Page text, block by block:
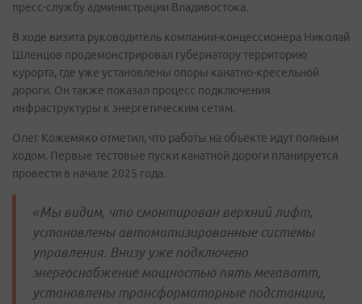
пресс-службу администрации Владивостока.
В ходе визита руководитель компании-концессионера Николай
Шленцов продемонстрировал губернатору территорию
курорта, где уже установлены опоры канатно-кресельной
дороги. Он также показал процесс подключения
инфраструктуры к энергетическим сетям.
Олег Кожемяко отметил, что работы на объекте идут полным
ходом. Первые тестовые пуски канатной дороги планируется
провести в начале 2025 года.
«Мы видим, что смонтирован верхний лифт,
установлены автоматизированные системы
управления. Внизу уже подключено
энергоснабжение мощностью пять мегаватт,
установлены трансформаторные подстанции,